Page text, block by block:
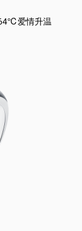
爱情升温